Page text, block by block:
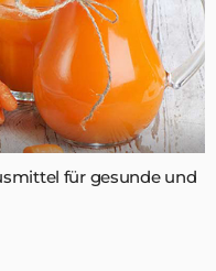
für gesunde und